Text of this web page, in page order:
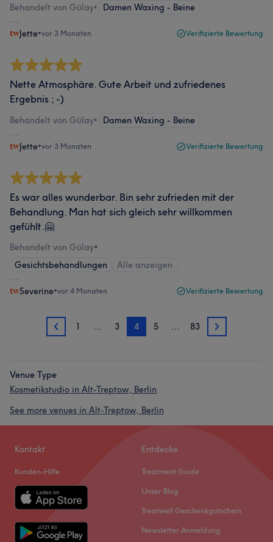
Behandelt von Gülay• Damen Waxing - Beine
Jette•vor 3 Monaten Verifizierte Bewertung
Nette Atmosphäre. Gute Arbeit und zufriedenes
Ergebnis ; -)
Behandelt von Gülay• Damen Waxing - Beine
Jette•vor 3 Monaten Verifizierte Bewertung
Es war alles wunderbar. Bin sehr zufrieden mit der
Behandlung. Man hat sich gleich sehr willkommen
gefühlt.🤗
Behandelt von Gülay•
Gesichtsbehandlungen
Alle anzeigen
Severine•vor 4 Monaten Verifizierte Bewertung
3 1 … 3 4 5 … 83 5
Venue Type
Kosmetikstudio in Alt-Treptow, Berlin
See more venues in Alt-Treptow, Berlin
Kontakt
Kunden-Hilfe
Entdecke
Treatment Guide
Unser Blog
Treatwell Geschenkgutschein
Newsletter Anmeldung